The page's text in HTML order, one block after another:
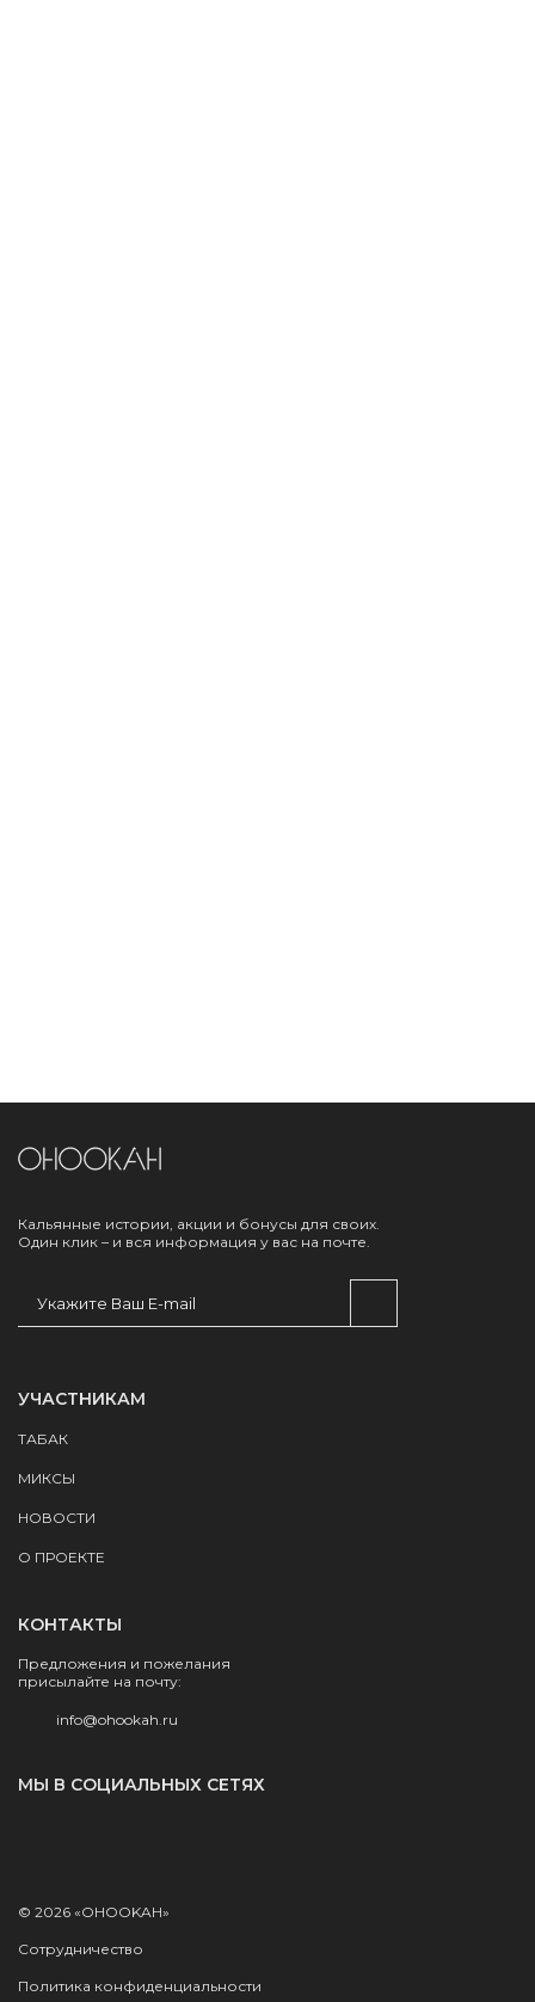
Кальянные истории, акции и бонусы для своих.
Один клик – и вся информация у вас на почте.
УЧАСТНИКАМ
ТАБАК
МИКСЫ
НОВОСТИ
О ПРОЕКТЕ
КОНТАКТЫ
Предложения и пожелания
присылайте на почту:
info@ohookah.ru
МЫ В СОЦИАЛЬНЫХ СЕТЯХ
© 2026 «OHOOKAH»
Сотрудничество
Политика конфиденциальности